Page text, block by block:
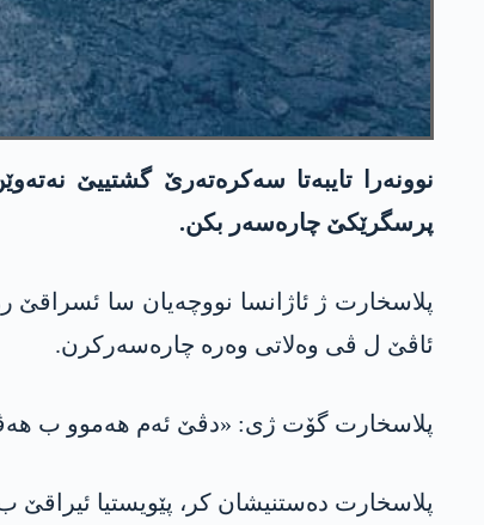
نوونەرا تایبەتا سەکرەتەرێ گشتییێ
پرسگرێکێ چارەسەر بکن.
پلاسخارت ژ ئاژانسا نووچەیان سا
ئاڤێ ل ڤی وه‌لاتی وەرە چارەسەرکرن.
پلاسخارت گۆت ژی: «دڤێ ئەم هەموو ب هەڤ
پلاسخارت دەستنیشان کر، پێویستیا ئیراقێ